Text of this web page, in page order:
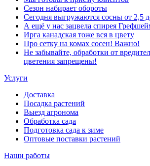
Сезон набирает обороты
Сегодня выгружаются сосны от 2,5
А ещё у нас зацвела спирея
Ирга канадская тоже вся в цвету
Про сетку на комах сосен! Важно!
Не забывайте, обработки от
цветения запрещены!
Услуги
Доставка
Посадка растений
Выезд агронома
Обработка сада
Подготовка сада к зиме
Оптовые поставки растений
Наши работы